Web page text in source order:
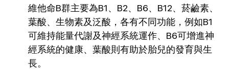
維他命B群主要為B1、B2、B6、B12、菸鹼素、
葉酸、生物素及泛酸，各有不同功能，例如B1
可維持能量代謝及神經系統運作、B6可增進神
經系統的健康、葉酸則有助於胎兒的發育與生
長。